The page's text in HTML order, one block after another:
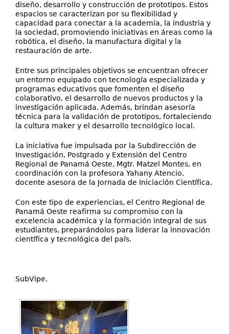
diseño, desarrollo y construcción de prototipos. Estos
espacios se caracterizan por su flexibilidad y
capacidad para conectar a la academia, la industria y
la sociedad, promoviendo iniciativas en áreas como la
robótica, el diseño, la manufactura digital y la
restauración de arte.
Entre sus principales objetivos se encuentran ofrecer
un entorno equipado con tecnología especializada y
programas educativos que fomenten el diseño
colaborativo, el desarrollo de nuevos productos y la
investigación aplicada. Además, brindan asesoría
técnica para la validación de prototipos, fortaleciendo
la cultura maker y el desarrollo tecnológico local.
La iniciativa fue impulsada por la Subdirección de
Investigación, Postgrado y Extensión del Centro
Regional de Panamá Oeste, Mgtr. Matzel Montes, en
coordinación con la profesora Yahany Atencio,
docente asesora de la Jornada de Iniciación Científica.
Con este tipo de experiencias, el Centro Regional de
Panamá Oeste reafirma su compromiso con la
excelencia académica y la formación integral de sus
estudiantes, preparándolos para liderar la innovación
científica y tecnológica del país.
SubVipe.